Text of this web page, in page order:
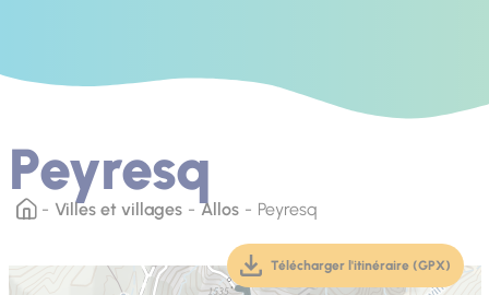
Peyresq
Villes et villages Allos Peyresq
Télécharger l'itinéraire (GPX)
(téléchargement,